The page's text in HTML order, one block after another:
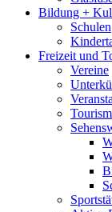
Bildung +
Schulen
Freizeit und
Vereine